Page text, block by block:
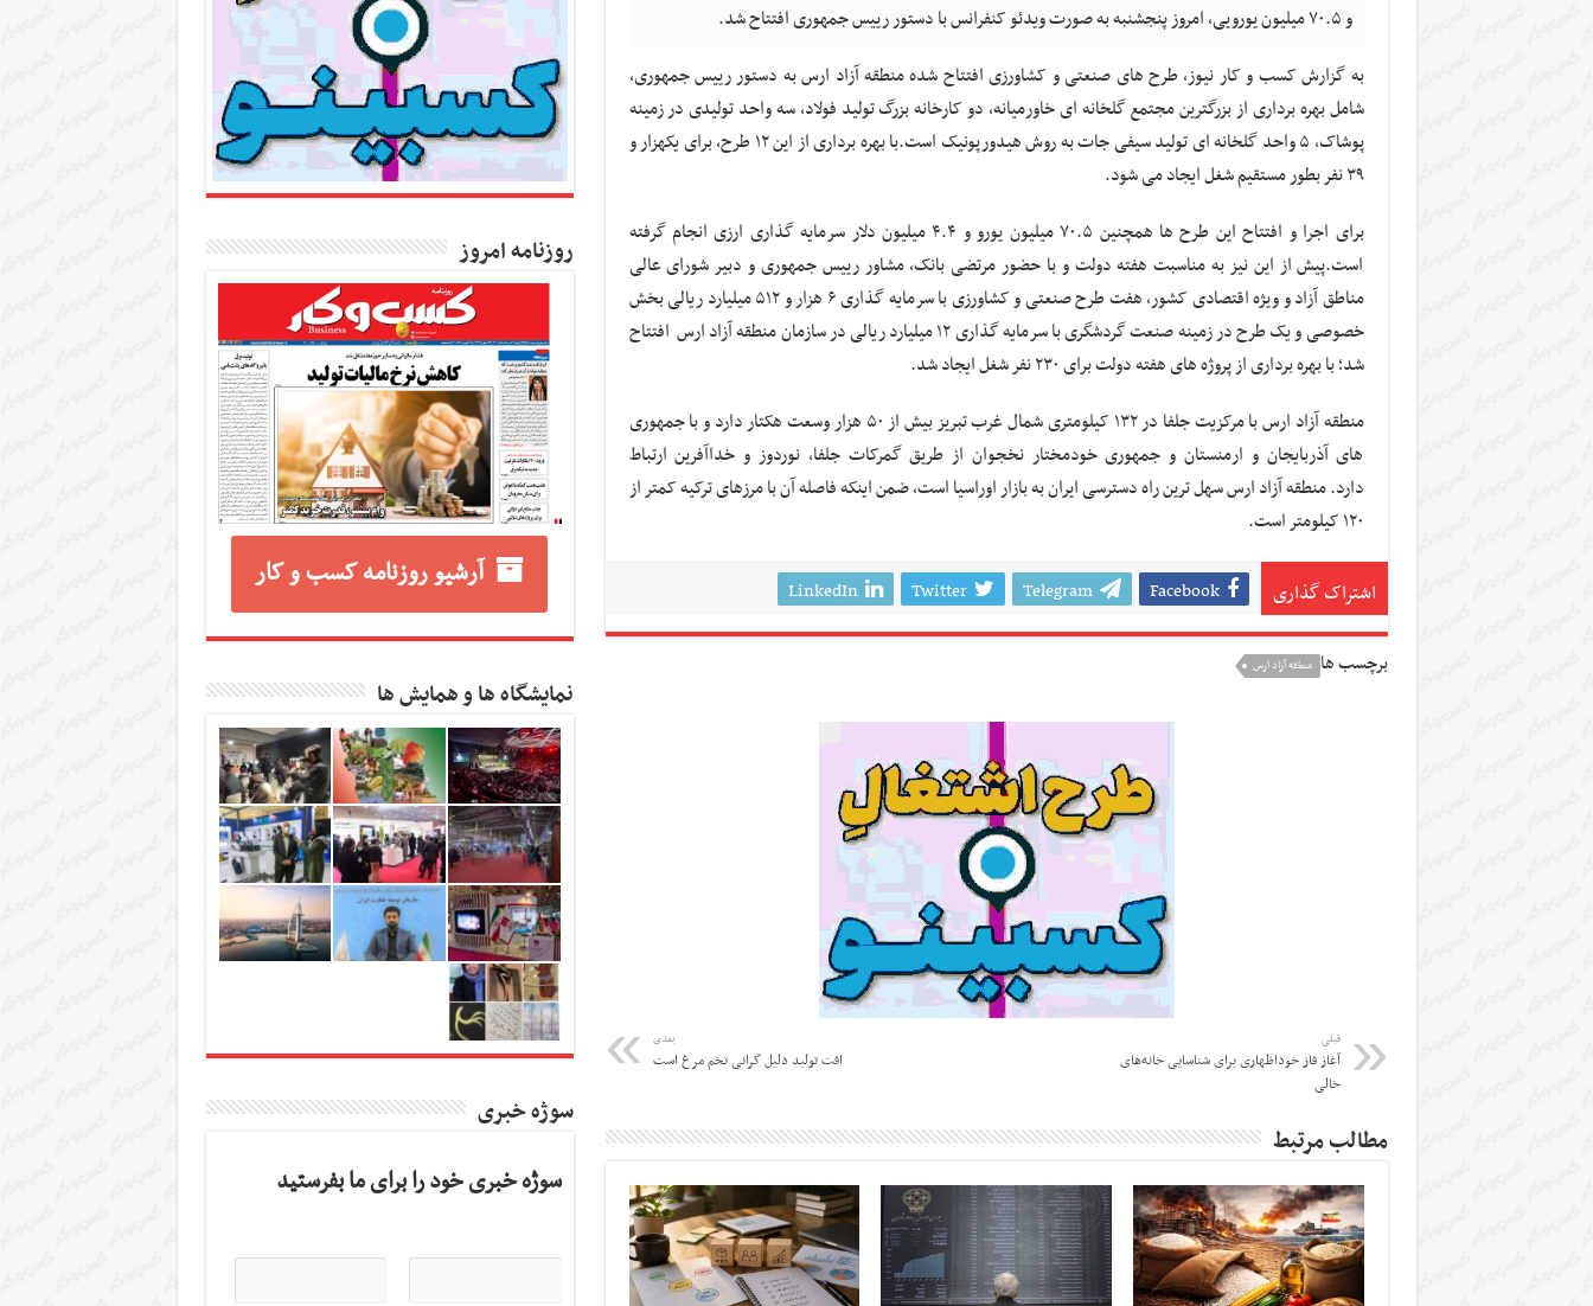
و ۷۰.۵ میلیون یورویی، امروز پنجشنبه به صورت ویدئو کنفرانس با دستور رییس جمهوری افتتاح شد.
به گزارش کسب و کار نیوز، طرح های صنعتی و کشاورزی افتتاح شده منطقه آزاد ارس به دستور رییس جمهوری،
شامل بهره برداری از بزرگترین مجتمع گلخانه ای خاورمیانه، دو کارخانه بزرگ تولید فولاد، سه واحد تولیدی در زمینه
پوشاک، ۵ واحد گلخانه ای تولید سیفی جات به روش هیدورپونیک است.با بهره برداری از این ۱۲ طرح، برای یکهزار و
۳۹ نفر بطور مستقیم شغل ایجاد می شود.
برای اجرا و افتتاح این طرح ها همچنین ۷۰.۵ میلیون یورو و ۴.۴ میلیون دلار سرمایه گذاری ارزی انجام گرفته
است.پیش از این نیز به مناسبت هفته دولت و با حضور مرتضی بانک، مشاور رییس جمهوری و دبیر شورای عالی
مناطق آزاد و ویژه اقتصادی کشور، هفت طرح صنعتی و کشاورزی با سرمایه گذاری ۶ هزار و ۵۱۲ میلیارد ریالی بخش
خصوصی و یک طرح در زمینه صنعت گردشگری با سرمایه گذاری ۱۲ میلیارد ریالی در سازمان منطقه آزاد ارس افتتاح
شد؛ با بهره برداری از پروژه های هفته دولت برای ۲۳۰ نفر شغل ایجاد شد.
منطقه آزاد ارس با مرکزیت جلفا در ۱۳۲ کیلومتری شمال غرب تبریز بیش از ۵۰ هزار وسعت هکتار دارد و با جمهوری
های آذربایجان و ارمنستان و جمهوری خودمختار نخجوان از طریق گمرکات جلفا، نوردوز و خداآفرین ارتباط
دارد. منطقه آزاد ارس سهل ترین راه دسترسی ایران به بازار اوراسیا است، ضمن اینکه فاصله آن با مرزهای ترکیه کمتر از
۱۲۰ کیلومتر است.
اشتراک گذاری Facebook
Telegram
Twitter
LinkedIn
برچسب ها منطقه آزاد ارس
قبلی
آغاز فاز خوداظهاری برای شناسایی خانه‌های
خالی
بعدی
افت تولید دلیل گرانی تخم مرغ است
مطالب مرتبط
روزنامه امروز
آرشیو روزنامه کسب و کار
نمایشگاه ها و همایش ها
سوژه خبری
سوژه خبری خود را برای ما بفرستید